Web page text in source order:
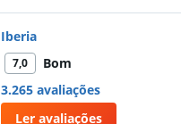
Iberia
7,0
Bom
3.265 avaliações
Ler avaliações